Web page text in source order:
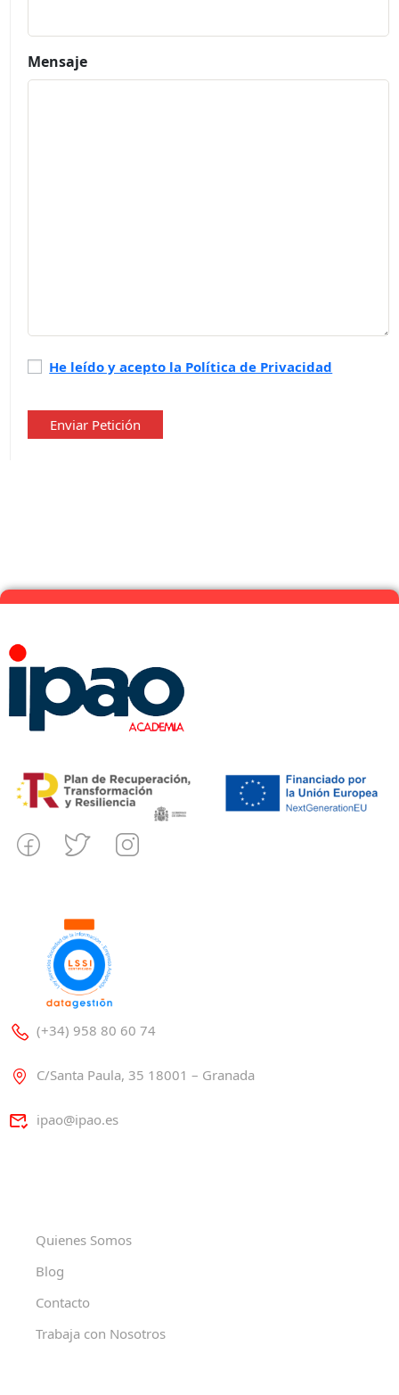
Mensaje
Política
privacidad*
He leído y acepto la Política de Privacidad
Enviar Petición
(+34) 958 80 60 74
C/Santa Paula, 35 18001 – Granada
ipao@ipao.es
Quienes Somos
Blog
Contacto
Trabaja con Nosotros